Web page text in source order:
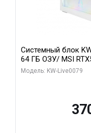
Системный блок
64 ГБ ОЗУ/ MSI
256bit 3xDP HDMI/
Модель: KW-Live0079